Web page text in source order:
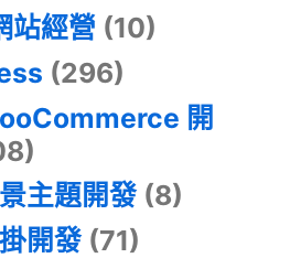
站經營 (10)
(296)
開
主題開發(8)
開發(71)